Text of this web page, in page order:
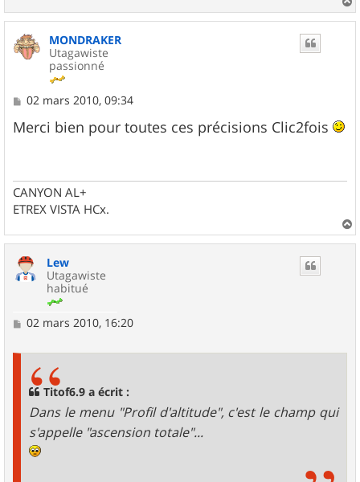
a
u
MONDRAKER
Utagawiste
passionné
M
s
s
02 mars 2010, 09:34
Merci bien pour toutes ces précisions Clic2fois
CANYON AL+
ETREX VISTA HCx.
a
Lew
Utagawiste
habitué
M
02 mars 2010, 16:20
Titof6.9 a écrit :
Dans le menu "Profil d'altitude", c'est le champ qui
s'appelle "ascension totale"...